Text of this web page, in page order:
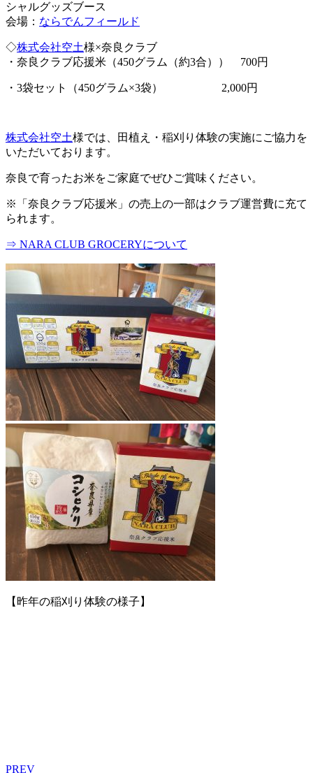
シャルグッズブース
会場： ならでんフィールド
◇株式会社空土様×奈良クラブ
・奈良クラブ応援米（450グラム（約3合）） 700円
・3袋セット（450グラム×3袋） 2,000円
株式会社空土様では、田植え・稲刈り体験の実施にご協力を
いただいております。
奈良で育ったお米をご家庭でぜひご賞味ください。
※「奈良クラブ応援米」の売上の一部はクラブ運営費に充て
られます。
⇒ NARA CLUB GROCERYについて
【昨年の稲刈り体験の様子】
PREV